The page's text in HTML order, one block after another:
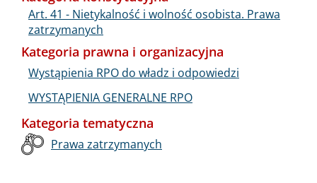
Art. 41 - Nietykalność i wolność osobista. Prawa
zatrzymanych
Kategoria prawna i organizacyjna
Wystąpienia RPO do władz i odpowiedzi
WYSTĄPIENIA GENERALNE RPO
Kategoria tematyczna
Prawa zatrzymanych